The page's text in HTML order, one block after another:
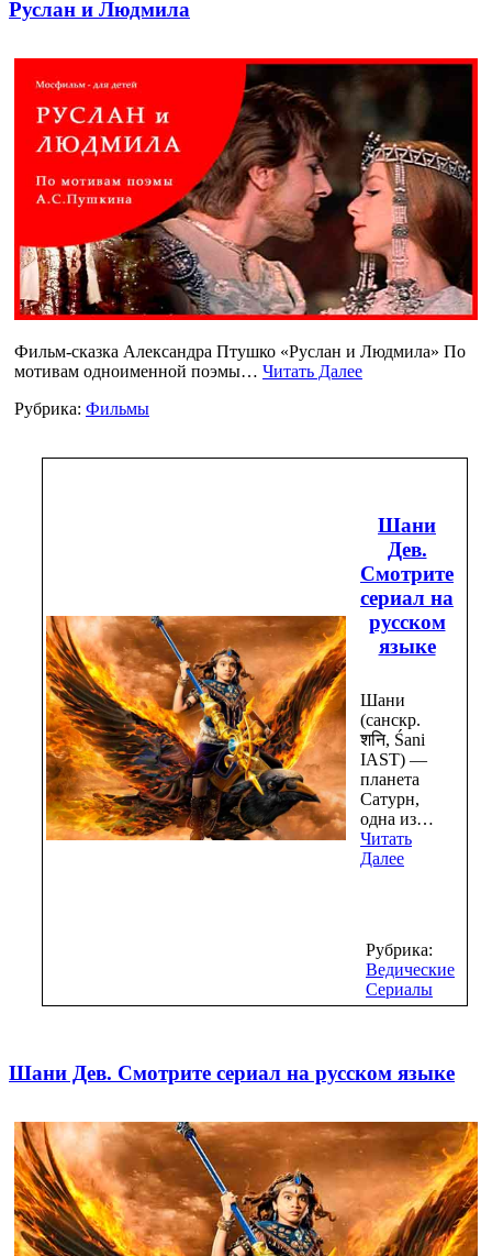
Руслан и Людмила
Фильм-сказка Александра Птушко «Руслан и Людмила» По
мотивам одноименной поэмы… Читать Далее
Рубрика: Фильмы
Шани
Дев.
Смотрите
сериал на
русском
языке
Шани
(санскр.
शनि, Śani
IAST) —
планета
Сатурн,
одна из…
Читать
Далее
Рубрика:
Ведические
Сериалы
Шани Дев. Смотрите сериал на русском языке